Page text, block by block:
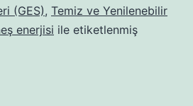
Üretmek:
Güneş
(GES), Temiz ve Yenilenebilir
enerjisi ile etiketlenmiş